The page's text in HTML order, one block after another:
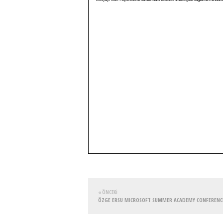
« ÖNCEKI
ÖZGE ERSU MICROSOFT SUMMER ACADEMY